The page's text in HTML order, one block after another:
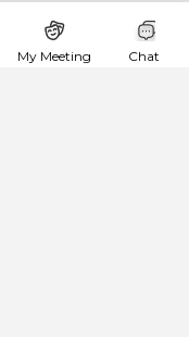
My Meeting Chat